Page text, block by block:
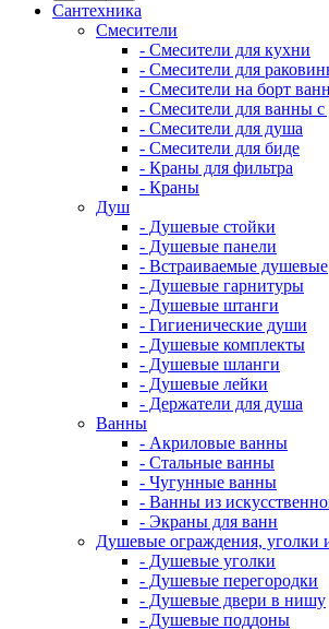
Сантехника
Смесители
- Смесители для кухни
- Смесители для
- Смесители на борт
- Смесители для ванны
- Смесители для душа
- Смесители для биде
- Краны для фильтра
- Краны
Душ
- Душевые стойки
- Душевые панели
- Встраиваемые душевые
- Душевые гарнитуры
- Душевые штанги
- Гигиенические души
- Душевые комплекты
- Душевые шланги
- Душевые лейки
- Держатели для душа
Ванны
- Акриловые ванны
- Стальные ванны
- Чугунные ванны
- Ванны из
- Экраны для ванн
Душевые ограждения, уголки
- Душевые уголки
- Душевые перегородки
- Душевые двери в нишу
- Душевые поддоны